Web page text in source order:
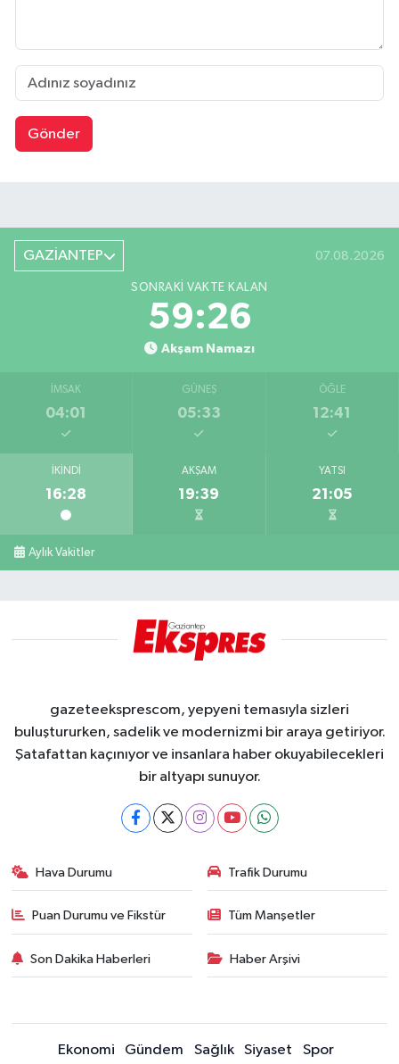
Gönder
GAZİANTEP 07.08.2026
SONRAKI VAKTE KALAN
59:26
Akşam Namazı
İMSAK
04:01
GÜNEŞ
05:33
ÖĞLE
12:41
İKINDI
16:28
AKŞAM
19:39
YATSI
21:05
Aylık Vakitler
gazeteeksprescom, yepyeni temasıyla sizleri
buluştururken, sadelik ve modernizmi bir araya getiriyor.
Şatafattan kaçınıyor ve insanlara haber okuyabilecekleri
bir altyapı sunuyor.
Hava Durumu Trafik Durumu
Puan Durumu ve Fikstür Tüm Manşetler
Son Dakika Haberleri Haber Arşivi
Ekonomi Gündem Sağlık Siyaset Spor